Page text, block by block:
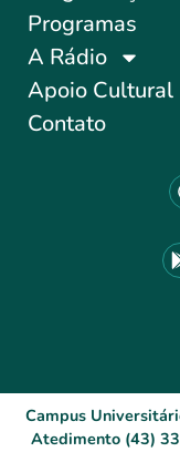
Programas
A Rádio
Apoio Cultural
Contato
Campus
Atedimento (43)